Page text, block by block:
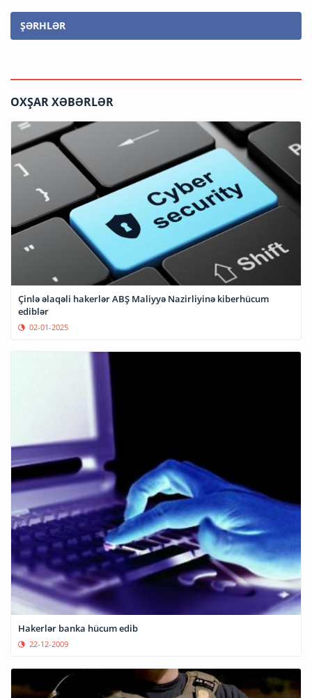
ŞƏRHLƏR
OXŞAR XƏBƏRLƏR
Çinlə əlaqəli hakerlər ABŞ Maliyyə Nazirliyinə kiberhücum
ediblər
02-01-2025
Hakerlər banka hücum edib
22-12-2009